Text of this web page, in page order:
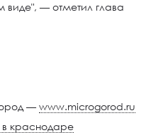
виде", — отметил глава
— www.microgorod.ru
в краснодаре